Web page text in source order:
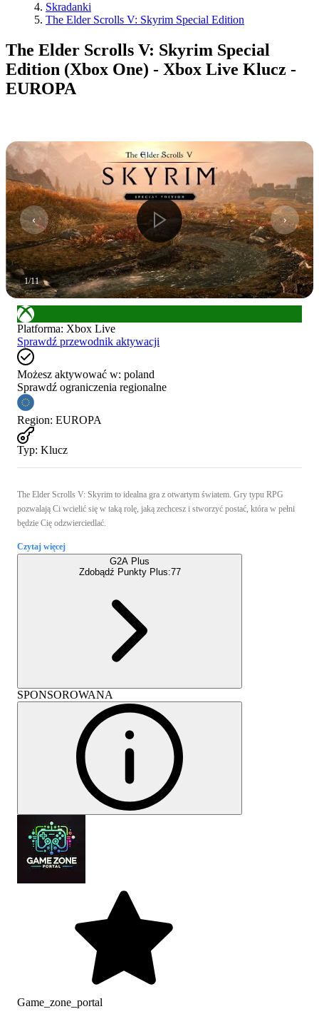
Skradanki
The Elder Scrolls V: Skyrim Special Edition
The Elder Scrolls V: Skyrim Special
Edition (Xbox One) - Xbox Live Klucz -
EUROPA
1/11
Platforma: Xbox Live
Sprawdź przewodnik aktywacji
Możesz aktywować w: poland
Sprawdź ograniczenia regionalne
Region: EUROPA
Typ: Klucz
The Elder Scrolls V: Skyrim to idealna gra z otwartym światem. Gry typu RPG
pozwalają Ci wcielić się w taką rolę, jaką zechcesz i stworzyć postać, która w pełni
będzie Cię odzwierciedlać.
Czytaj więcej
G2A Plus
Zdobądź Punkty Plus:77
SPONSOROWANA
Game_zone_portal